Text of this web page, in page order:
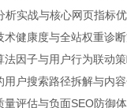
析实战与核心网页指标
术健康度与全站权重诊
法因子与用户行为联动
用户搜索路径拆解与内
量评估与负面SEO防御